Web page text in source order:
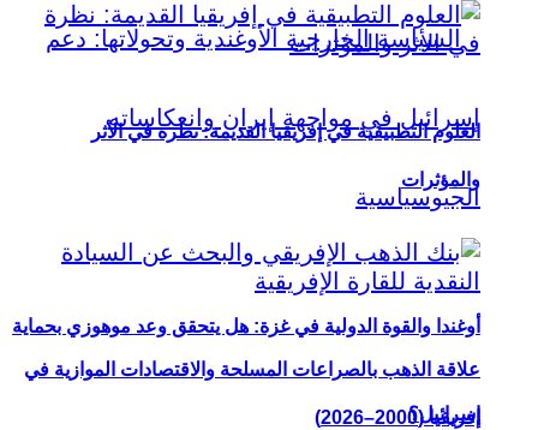
أوغندا والقوة الدولية في غزة: هل يتحقق وعد موهوزي بحماية
إسرائيل؟
العلوم التطبيقية في إفريقيا القديمة: نظرة في الأثر
والمؤثرات
علاقة الذهب بالصراعات المسلحة والاقتصادات الموازية في
إفريقيا (2000–2026)